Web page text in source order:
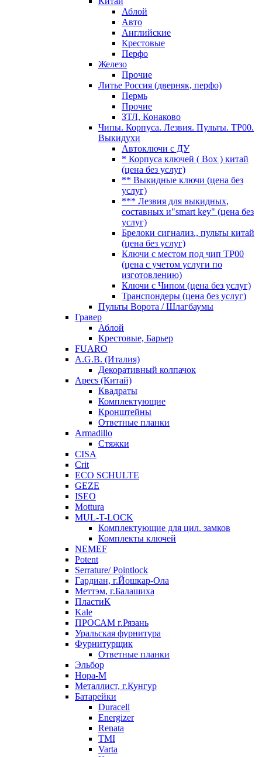
Аблой
Авто
Английские
Крестовые
Перфо
Железо
Прочие
Литье Россия (дверняк, перфо)
Пермь
Прочие
ЗТЛ, Конаково
Чипы. Корпуса. Лезвия. Пульты. TP00.
Выкидухи
Автоключи с ДУ
* Корпуса ключей ( Box ) китай
(цена без услуг)
** Выкидные ключи (цена без
услуг)
*** Лезвия для выкидных,
составных и"smart key" (цена без
услуг)
Брелоки сигнализ., пульты китай
(цена без услуг)
Ключи с местом под чип TP00
(цена с учетом услуги по
изготовлению)
Ключи с Чипом (цена без услуг)
Транспондеры (цена без услуг)
Пульты Ворота / Шлагбаумы
Гравер
Аблой
Крестовые, Барьер
FUARO
A.G.B. (Италия)
Декоративный колпачок
Apecs (Китай)
Квадраты
Комплектующие
Кронштейны
Ответные планки
Armadillo
Стяжки
CISA
Crit
ECO SCHULTE
GEZE
ISEO
Mottura
MUL-T-LOCK
Комплектующие для цил. замков
Комплекты ключей
NEMEF
Potent
Serrature/ Pointlock
Гардиан, г.Йошкар-Ола
Меттэм, г.Балашиха
ПластиК
Kale
ПРОСАМ г.Рязань
Уральская фурнитура
Фурнитурщик
Ответные планки
Эльбор
Нора-М
Металлист, г.Кунгур
Батарейки
Duracell
Energizer
Renata
TMI
Varta